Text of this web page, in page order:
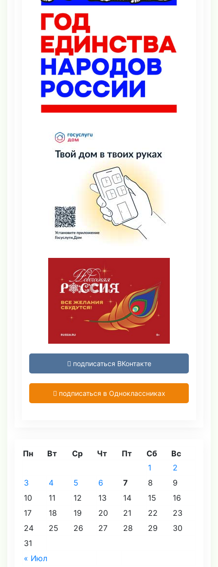
подписаться ВКонтакте
подписаться в Одноклассниках
Пн Вт Ср Чт Пт Сб Вс
« Июл
1
2
3
4 5 6 7 8
9
10
11 12 13 14 15
16
17
18 19 20 21 22
23
24
25 26 27 28 29
30
31